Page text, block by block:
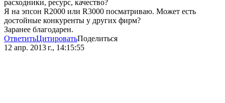
расходники, ресурс, качество?
Я на эпсон R2000 или R3000 посматриваю. Может есть
достойные конкуренты у других фирм?
Заранее благодарен.
ОтветитьЦитироватьПоделиться
12 апр. 2013 г., 14:15:55